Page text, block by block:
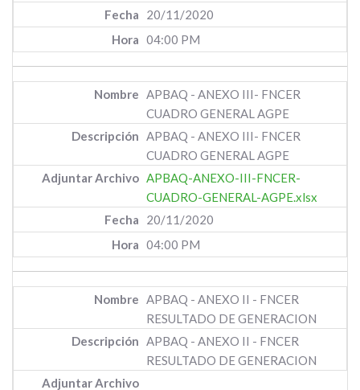
20/11/2020
04:00 PM
APBAQ - ANEXO III- FNCER
CUADRO GENERAL AGPE
APBAQ - ANEXO III- FNCER
CUADRO GENERAL AGPE
APBAQ-ANEXO-III-FNCER-
CUADRO-GENERAL-AGPE.xlsx
20/11/2020
04:00 PM
APBAQ - ANEXO II - FNCER
RESULTADO DE GENERACION
APBAQ - ANEXO II - FNCER
RESULTADO DE GENERACION